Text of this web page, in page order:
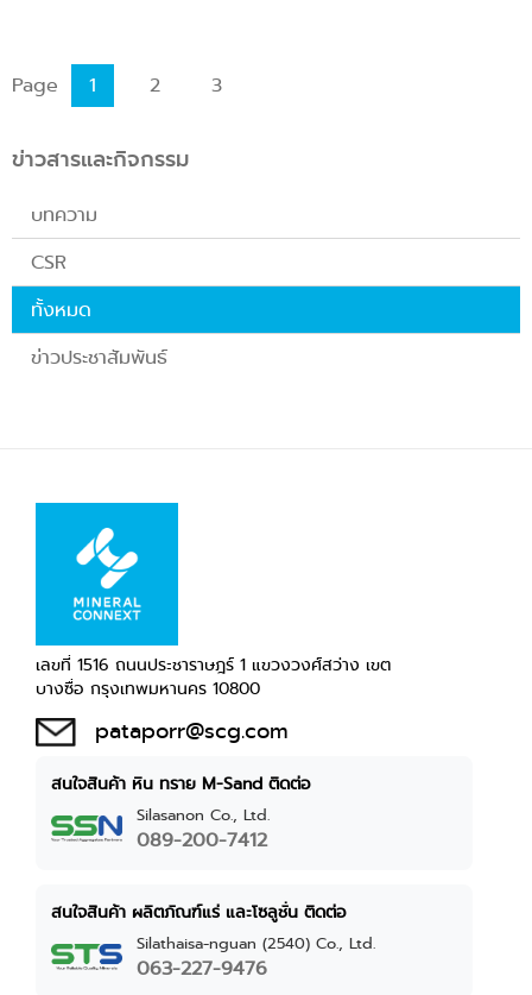
ข่าวสารและกิจกรรม
บทความ
CSR
ทั้งหมด
ข่าวประชาสัมพันธ์
Page 1 2 3
เลขที่ 1516 ถนนประชาราษฎร์ 1 แขวงวงศ์สว่าง เขต
บางซื่อ กรุงเทพมหานคร 10800
pataporr@scg.com
สนใจสินค้า หิน ทราย M-Sand ติดต่อ
Silasanon Co., Ltd.
089-200-7412
สนใจสินค้า ผลิตภัณฑ์แร่ และโซลูชั่น ติดต่อ
Silathaisa-nguan (2540) Co., Ltd.
063-227-9476